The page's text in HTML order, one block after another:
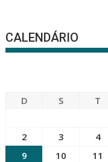
CALENDÁRIO
D S T
2
3 4
9
10 11